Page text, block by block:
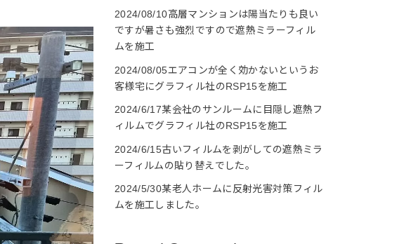
2024/08/10高層マンションは陽当たりも良い
ですが暑さも強烈ですので遮熱ミラーフィル
ムを施工
2024/08/05エアコンが全く効かないというお
客様宅にグラフィル社のRSP15を施工
2024/6/17某会社のサンルームに目隠し遮熱フ
ィルムでグラフィル社のRSP15を施工
2024/6/15古いフィルムを剥がしての遮熱ミラ
ーフィルムの貼り替えでした。
2024/5/30某老人ホームに反射光害対策フィル
ムを施工しました。